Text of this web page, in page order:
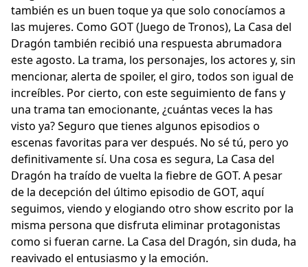
también es un buen toque ya que solo conocíamos a
las mujeres. Como GOT (Juego de Tronos), La Casa del
Dragón también recibió una respuesta abrumadora
este agosto. La trama, los personajes, los actores y, sin
mencionar, alerta de spoiler, el giro, todos son igual de
increíbles. Por cierto, con este seguimiento de fans y
una trama tan emocionante, ¿cuántas veces la has
visto ya? Seguro que tienes algunos episodios o
escenas favoritas para ver después. No sé tú, pero yo
definitivamente sí. Una cosa es segura, La Casa del
Dragón ha traído de vuelta la fiebre de GOT. A pesar
de la decepción del último episodio de GOT, aquí
seguimos, viendo y elogiando otro show escrito por la
misma persona que disfruta eliminar protagonistas
como si fueran carne. La Casa del Dragón, sin duda, ha
reavivado el entusiasmo y la emoción.